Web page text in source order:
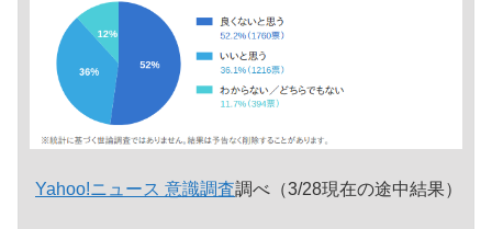
Yahoo!ニュース 意識調査調べ（3/28現在の途中結果）